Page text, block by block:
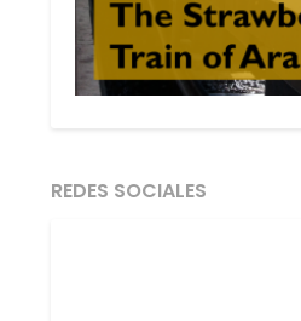
REDES SOCIALES